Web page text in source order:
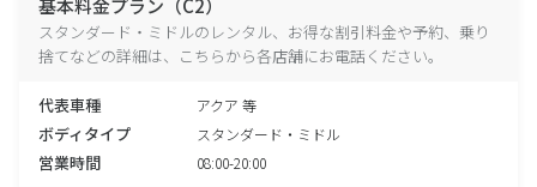
基本料金プラン（C2）
スタンダード・ミドルのレンタル、お得な割引料金や予約、乗り
捨てなどの詳細は、こちらから各店舗にお電話ください。
代表車種 アクア 等
ボディタイプ スタンダード・ミドル
営業時間 08:00-20:00